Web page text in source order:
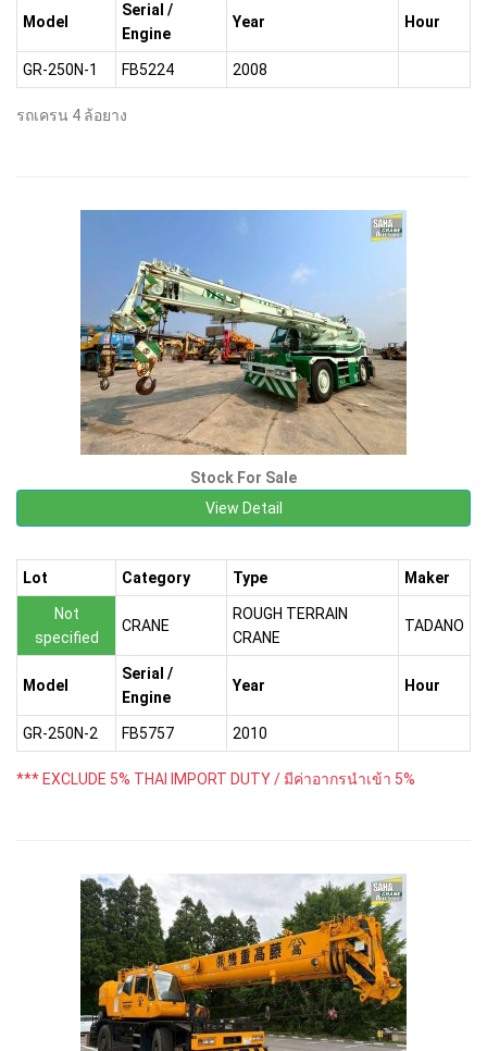
Model
Serial /
Engine
Year Hour
GR-250N-1 FB5224 2008
รถเครน 4 ล้อยาง
Stock For Sale
View Detail
Lot Category Type Maker
Not
specified
CRANE
ROUGH TERRAIN
CRANE
TADANO
Model
Serial /
Engine
Year Hour
GR-250N-2 FB5757 2010
*** EXCLUDE 5% THAI IMPORT DUTY / มีค่าอากรนำเข้า 5%